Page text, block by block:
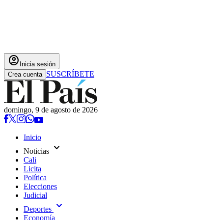
account_circle Inicia sesión
Crea cuenta SUSCRÍBETE
domingo, 9 de agosto de 2026
Inicio
Noticias expand_more
Cali
Licita
Política
Elecciones
Judicial
Deportes expand_more
Economía